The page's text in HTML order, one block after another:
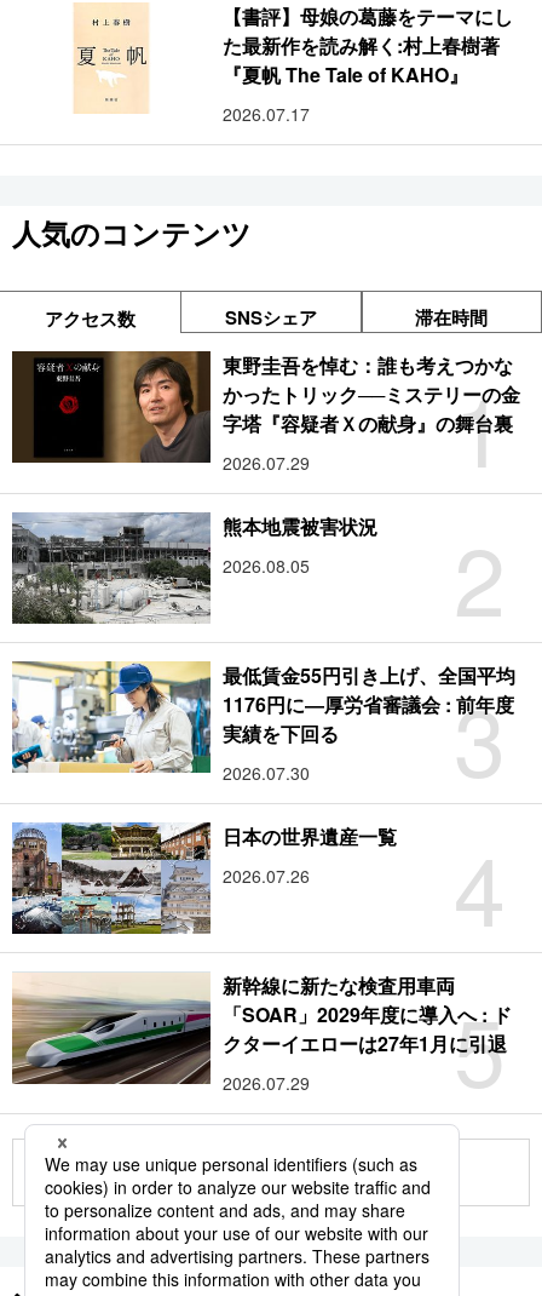
【書評】母娘の葛藤をテーマにし
た最新作を読み解く:村上春樹著
『夏帆 The Tale of KAHO』
2026.07.17
人気のコンテンツ
アクセス数 SNSシェア 滞在時間
1
東野圭吾を悼む：誰も考えつかな
かったトリック──ミステリーの金
字塔『容疑者Ｘの献身』の舞台裏
2026.07.29
2
熊本地震被害状況
2026.08.05
3
最低賃金55円引き上げ、全国平均
1176円に―厚労省審議会 : 前年度
実績を下回る
2026.07.30
4
日本の世界遺産一覧
2026.07.26
5
新幹線に新たな検査用車両
「SOAR」2029年度に導入へ : ド
クターイエローは27年1月に引退
2026.07.29
もっと見る